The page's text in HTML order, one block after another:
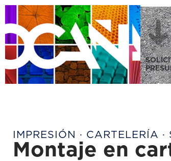
IMPRESIÓN · CARTELERÍA
Montaje en